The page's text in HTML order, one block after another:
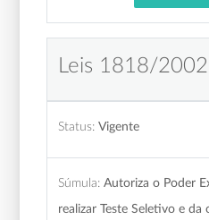
Leis 1818/2002
Status: Vigente
Súmula: Autoriza o Poder
realizar Teste Seletivo e